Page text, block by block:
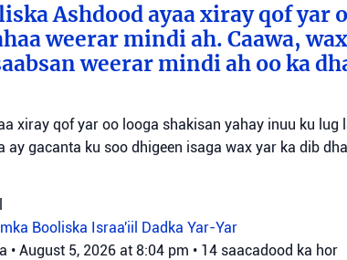
Ashdood ayaa xiray qof yar
weerar mindi ah. Caawa,
weerar mindi ah oo ka
xiray qof yar oo looga shakisan yahay inuu ku lug
ay gacanta ku soo dhigeen isaga wax yar ka dib
Booliska Israa'iil Dadka Yar-Yar
• August 5, 2026 at 8:04 pm • 14 saacadood ka hor